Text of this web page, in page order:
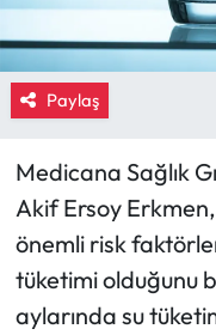
Paylaş
Medicana Sağlık
Akif Ersoy
önemli risk
tüketimi olduğunu
aylarında su
İskilip Haberleri
Kargı Haberleri
Kültür Sanat
Laçin Haberleri